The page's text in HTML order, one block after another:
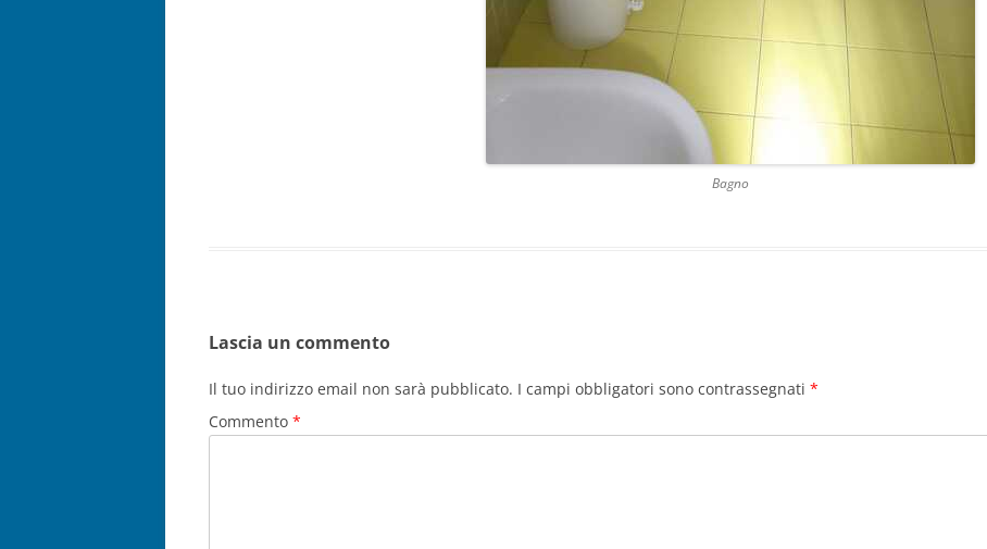
Bagno
Lascia un commento
Il tuo indirizzo email non sarà pubblicato. I campi obbligatori sono contrassegnati *
Commento *